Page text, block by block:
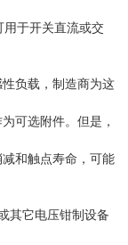
用于开关直流或交
负载，制造商为这
可选附件。但是，
和触点寿命，可能
其它电压钳制设备